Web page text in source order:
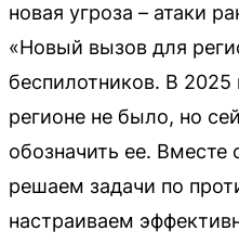
новая угроза – атаки
«Новый вызов для
беспилотников. В
регионе не было, но
обозначить ее.
решаем задачи по
настраиваем